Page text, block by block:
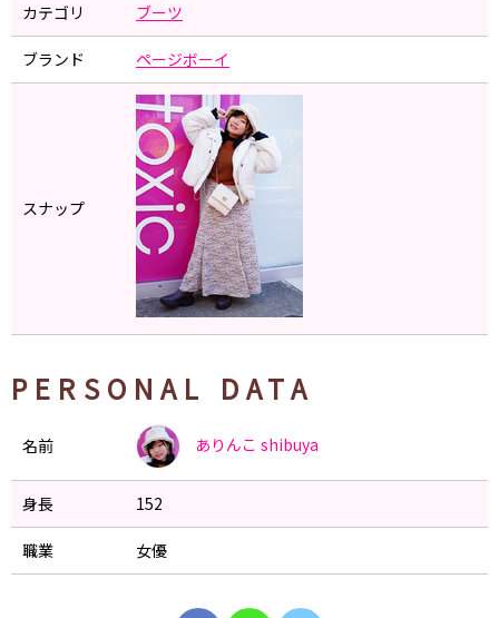
カテゴリ ブーツ
ブランド ページボーイ
スナップ
PERSONAL DATA
名前 ありんこ shibuya
身長 152
職業 女優